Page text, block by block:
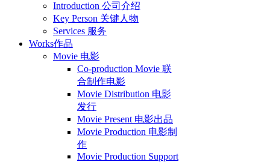
Introduction 公司介绍
Key Person 关键人物
Services 服务
Works作品
Movie 电影
Co-production Movie 联
合制作电影
Movie Distribution 电影
发行
Movie Present 电影出品
Movie Production 电影制
作
Movie Production Support